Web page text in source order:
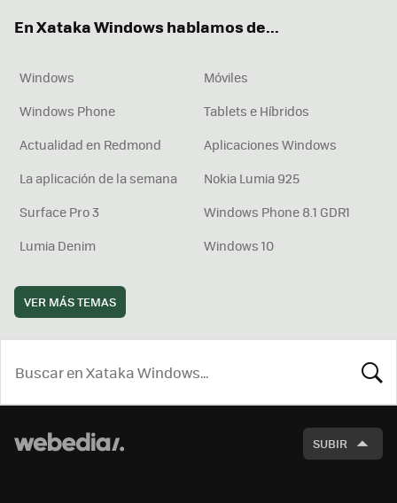
En Xataka Windows hablamos de...
Windows
Móviles
Windows Phone
Tablets e Híbridos
Actualidad en Redmond
Aplicaciones Windows
La aplicación de la semana
Nokia Lumia 925
Surface Pro 3
Windows Phone 8.1 GDR1
Lumia Denim
Windows 10
VER MÁS TEMAS
SUBIR